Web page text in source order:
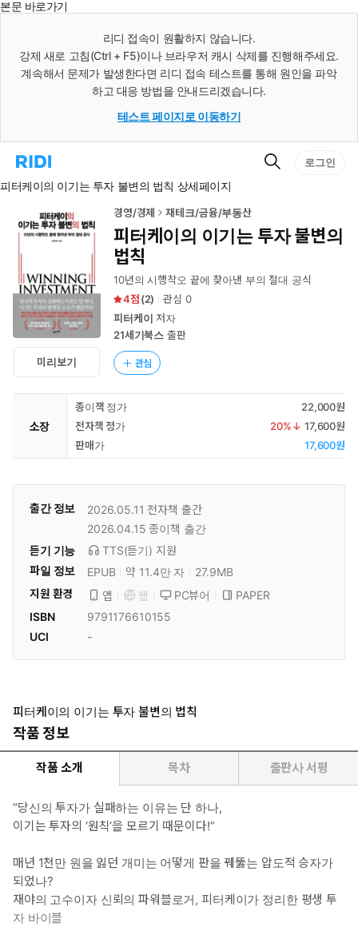
본문 바로가기
리디 접속이 원활하지 않습니다.
강제 새로 고침(Ctrl + F5)이나 브라우저 캐시 삭제를 진행해주세요.
계속해서 문제가 발생한다면 리디 접속 테스트를 통해 원인을 파악
하고 대응 방법을 안내드리겠습니다.
테스트 페이지로 이동하기
리
홈
이
동
검
로그인
피터케이의 이기는 투자 불변의 법칙 상세페이지
미리보기
경영/경제 재테크/금융/부동산
피터케이의 이기는 투자 불변의
법칙
10년의 시행착오 끝에 찾아낸 부의 절대 공식
4
(2) 관심 0
피터케이 저자
21세기북스 출판
관심
소장
종이책 정가
22,000원
전자책 정가
20%↓ 17,600원
판매가
17,600원
출간 정보 2026.05.11 전자책 출간
2026.04.15 종이책 출간
듣기 기능
TTS(듣기) 지원
파일 정보
EPUB 약 11.4만 자
27.9MB
지원 환경
앱 웹 PC뷰어
PAPER
ISBN
9791176610155
UCI
-
피터케이의 이기는 투자 불변의 법칙
작품 정보
작품 소개 목차 출판사 서평
“당신의 투자가 실패하는 이유는 단 하나,
이기는 투자의 ‘원칙’을 모르기 때문이다!”
매년 1천만 원을 잃던 개미는 어떻게 판을 꿰뚫는 압도적 승자가
되었나?
재야의 고수이자 신뢰의 파워블로거, 피터케이가 정리한 평생 투
자 바이블